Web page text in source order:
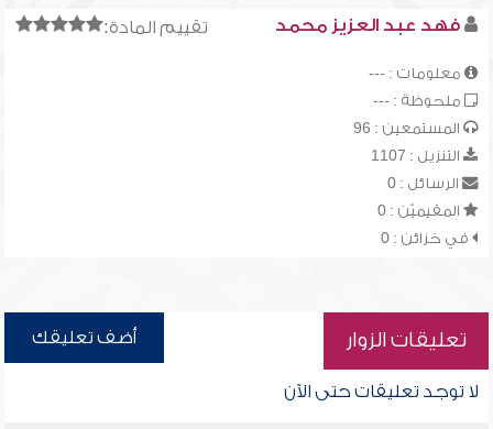
تقييم المادة: فهد عبد العزيز محمد
معلومات : ---
ملحوظة : ---
المستمعين : 96
التنزيل : 1107
الرسائل : 0
المقيميّن : 0
في خزائن : 0
تعليقات الزوار أضف تعليقك
لا توجد تعليقات حتى الآن